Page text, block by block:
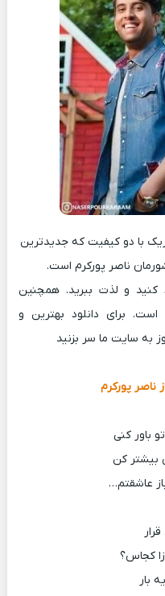
با دو کیفیت که جدیدترین
ناصر پورکرم است.
کنید و لذت ببرید. همچنین
برای دانلود بهترین و
به سایت ما سر بزنید
ناصر پورکرم
باور کنی
بیشتر کن
عاشقتم…
کجاس؟
بار